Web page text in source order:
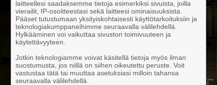
laitteellesi saadaksemme tietoja esimerkiksi sivuista, joilla
vierailit, IP-osoitteestasi sekä laitteesi ominaisuuksista.
Pääset tutustumaan yksityiskohtaisesti käyttötarkoituksiin ja
teknologiakumppaneihimme seuraavalla välilehdellä.
Hylkääminen voi vaikuttaa sivuston toimivuuteen ja
käytettävyyteen.
Jotkin teknologiamme voivat käsitellä tietoja myös ilman
suostumusta, jos niillä on siihen oikeutettu peruste. Voit
vastustaa tätä tai muuttaa asetuksiasi milloin tahansa
seuraavalla välilehdellä.